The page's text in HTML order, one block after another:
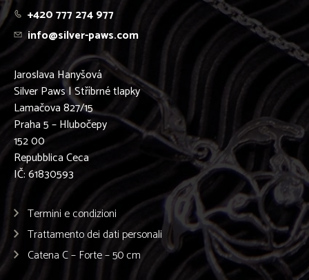
+420 777 274 977
info@silver-paws.com
Jaroslava Hanyšová
Silver Paws | Stříbrné tlapky
Lamačova 827/15
Praha 5 – Hlubočepy
152 00
Repubblica Ceca
IČ: 61830593
Termini e condizioni
Trattamento dei dati personali
Catena C – Forte – 50 cm